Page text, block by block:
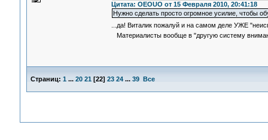
Цитата: OEOUO от 15 Февраля 2010, 20:41:18
Нужно сделать просто огромное усилие, чтобы
...да! Виталик пожалуй и на самом деле УЖЕ
Материалисты вообще в "другую систему
Страниц: 1 ... 20 21 [22] 23 24 ... 39 Все